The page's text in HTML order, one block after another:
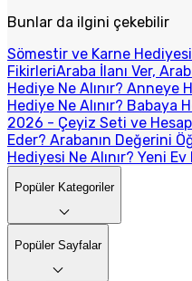
Bunlar da ilgini çekebilir
Sömestir ve Karne Hediyesi
FikirleriAraba İlanı Ver,
Hediye Ne Alınır? Anneye
Hediye Ne Alınır? Babaya
2026 - Çeyiz Seti ve
Eder? Arabanın Değerini
Hediyesi Ne Alınır? Yeni
Popüler Kategoriler
Popüler Sayfalar